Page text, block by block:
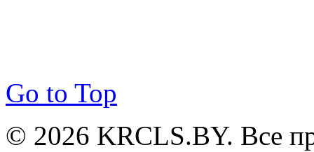
Go to Top
© 2026 KRCLS.BY. Все